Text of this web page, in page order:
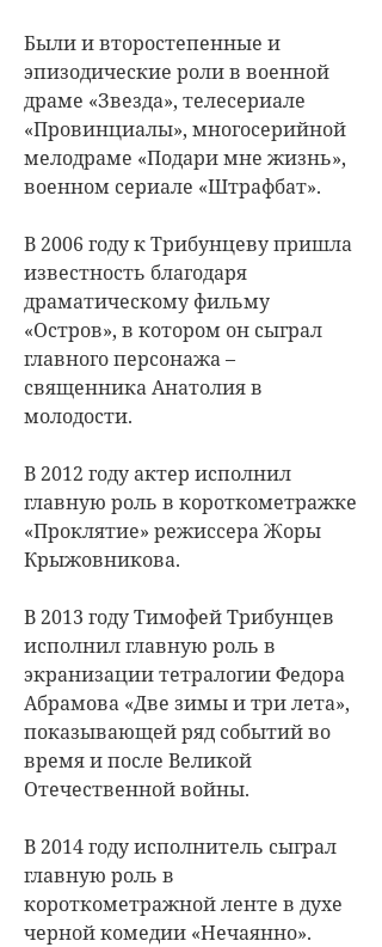
Были и второстепенные и
эпизодические роли в военной
драме «Звезда», телесериале
«Провинциалы», многосерийной
мелодраме «Подари мне жизнь»,
военном сериале «Штрафбат».
В 2006 году к Трибунцеву пришла
известность благодаря
драматическому фильму
«Остров», в котором он сыграл
главного персонажа –
священника Анатолия в
молодости.
В 2012 году актер исполнил
главную роль в короткометражке
«Проклятие» режиссера Жоры
Крыжовникова.
В 2013 году Тимофей Трибунцев
исполнил главную роль в
экранизации тетралогии Федора
Абрамова «Две зимы и три лета»,
показывающей ряд событий во
время и после Великой
Отечественной войны.
В 2014 году исполнитель сыграл
главную роль в
короткометражной ленте в духе
черной комедии «Нечаянно».